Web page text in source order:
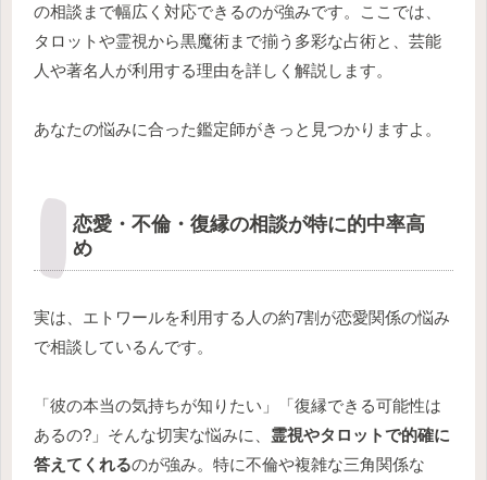
の相談まで幅広く対応できるのが強みです。ここでは、
タロットや霊視から黒魔術まで揃う多彩な占術と、芸能
人や著名人が利用する理由を詳しく解説します。
あなたの悩みに合った鑑定師がきっと見つかりますよ。
恋愛・不倫・復縁の相談が特に的中率高
め
実は、エトワールを利用する人の約7割が恋愛関係の悩み
で相談しているんです。
「彼の本当の気持ちが知りたい」「復縁できる可能性は
あるの?」そんな切実な悩みに、 霊視やタロットで的確に
答えてくれるのが強み。特に不倫や複雑な三角関係な